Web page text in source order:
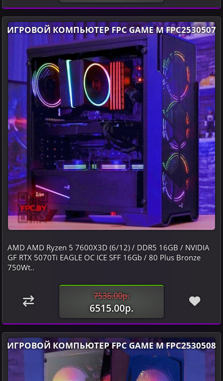
ИГРОВОЙ КОМПЬЮТЕР FPC GAME M FPC2530507
AMD AMD Ryzen 5 7600X3D (6/12) / DDR5 16GB / NVIDIA
GF RTX 5070Ti EAGLE OC ICE SFF 16Gb / 80 Plus Bronze
750Wt..
7536.00р.
6515.00р.
ИГРОВОЙ КОМПЬЮТЕР FPC GAME M FPC2530508